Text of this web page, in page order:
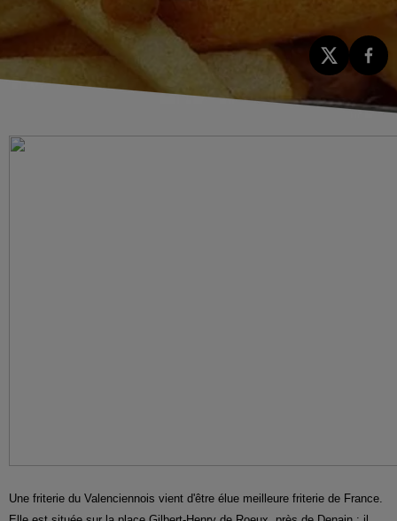
Une friterie du Valenciennois vient d'être élue meilleure friterie de France.